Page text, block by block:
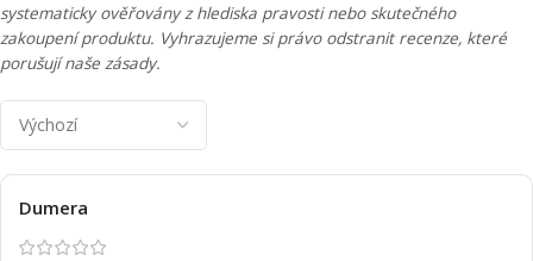
systematicky ověřovány z hlediska pravosti nebo skutečného
zakoupení produktu. Vyhrazujeme si právo odstranit recenze, které
porušují naše zásady.
Dumera